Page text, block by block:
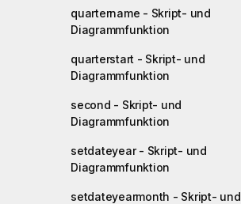
quartername - Skript- und
Diagrammfunktion
quarterstart - Skript- und
Diagrammfunktion
second - Skript- und
Diagrammfunktion
setdateyear - Skript- und
Diagrammfunktion
setdateyearmonth - Skript- und